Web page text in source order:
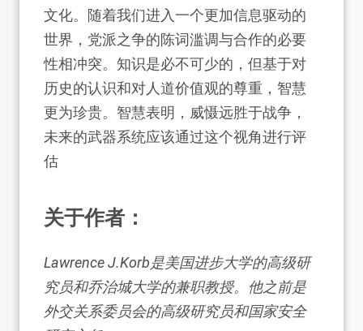
文化。随着我们进入一个更加信息驱动的
世界，党派之争的陈词滥调与合作的必要
性相冲突。知识是必不可少的，但基于对
历史的认识和对人道价值观的尊重，智慧
更为珍贵。智慧表明，威慑远胜于战争，
未来的武器系统应该通过这个视角进行评
估
关于作者：
Lawrence J.Korb是美国进步大学的高级研
究员和乔治城大学的兼职教授。他之前是
外交关系委员会的高级研究员和国家安全